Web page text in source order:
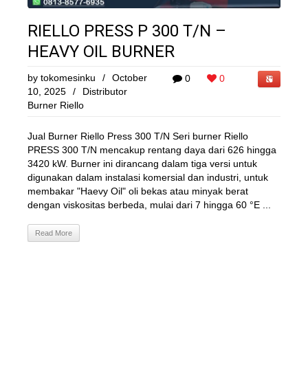
RIELLO PRESS P 300 T/N –
HEAVY OIL BURNER
0 0
by tokomesinku /
October
10, 2025
/
Distributor
Burner Riello
Jual Burner Riello Press 300 T/N Seri burner Riello
PRESS 300 T/N mencakup rentang daya dari 626 hingga
3420 kW. Burner ini dirancang dalam tiga versi untuk
digunakan dalam instalasi komersial dan industri, untuk
membakar "Haevy Oil" oli bekas atau minyak berat
dengan viskositas berbeda, mulai dari 7 hingga 60 °E ...
Read More